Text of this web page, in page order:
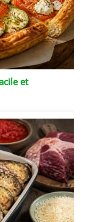
et